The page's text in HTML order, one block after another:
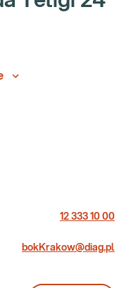
12 333 10 00
bokKrakow@diag.pl